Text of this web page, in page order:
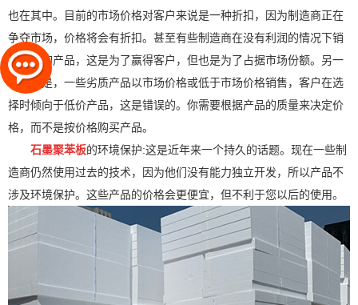
也在其中。目前的市场价格对客户来说是一种折扣，因为制造商正在
争夺市场，价格将会有折扣。甚至有些制造商在没有利润的情况下销
售自己的产品，这是为了赢得客户，但也是为了占据市场份额。另一
种情况是，一些劣质产品以市场价格或低于市场价格销售，客户在选
择时倾向于低价产品，这是错误的。你需要根据产品的质量来决定价
格，而不是按价格购买产品。
石墨聚苯板的环境保护:这是近年来一个持久的话题。现在一些制
造商仍然使用过去的技术，因为他们没有能力独立开发，所以产品不
涉及环境保护。这些产品的价格会更便宜，但不利于您以后的使用。